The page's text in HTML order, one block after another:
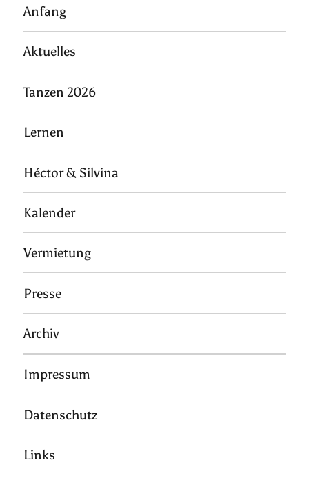
Anfang
Aktuelles
Tanzen 2026
Lernen
Héctor & Silvina
Kalender
Vermietung
Presse
Archiv
Impressum
Datenschutz
Links